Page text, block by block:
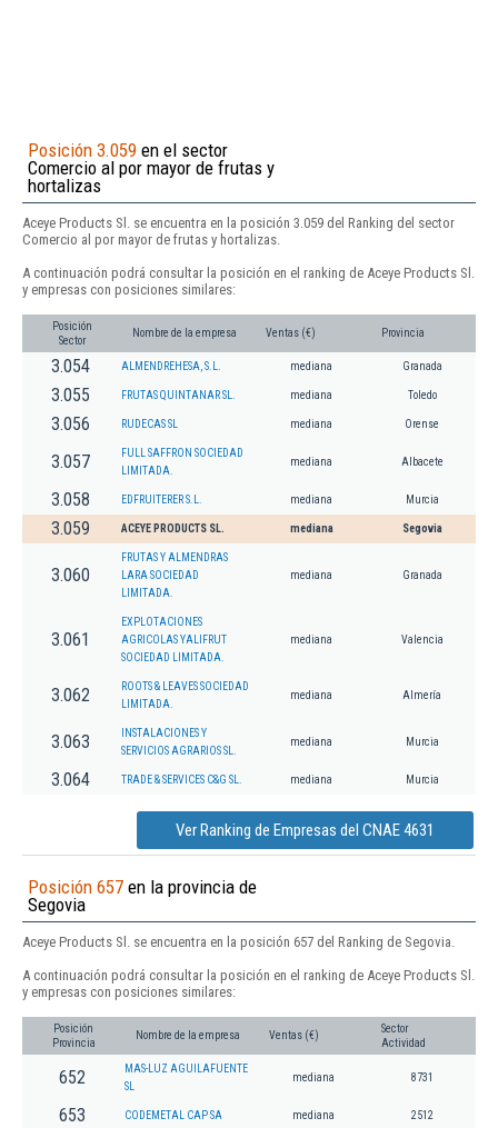
Posición 3.059 en el sector
Comercio al por mayor de frutas y
hortalizas
Aceye Products Sl. se encuentra en la posición 3.059 del Ranking del sector
Comercio al por mayor de frutas y hortalizas.
A continuación podrá consultar la posición en el ranking de Aceye Products Sl.
y empresas con posiciones similares:
Posición
Sector
Nombre de la empresa Ventas (€) Provincia
3.054 ALMENDREHESA, S.L. mediana Granada
3.055 FRUTAS QUINTANAR SL. mediana Toledo
3.056 RUDECAS SL mediana Orense
3.057
FULL SAFFRON SOCIEDAD
LIMITADA.
mediana Albacete
3.058 EDFRUITERER S.L. mediana Murcia
3.059 ACEYE PRODUCTS SL. mediana Segovia
3.060
FRUTAS Y ALMENDRAS
LARA SOCIEDAD
LIMITADA.
mediana Granada
3.061
EXPLOTACIONES
AGRICOLAS YALIFRUT
SOCIEDAD LIMITADA.
mediana Valencia
3.062
ROOTS & LEAVES SOCIEDAD
LIMITADA.
mediana Almería
3.063
INSTALACIONES Y
SERVICIOS AGRARIOS SL.
mediana Murcia
3.064 TRADE & SERVICES C&G SL. mediana Murcia
Ver Ranking de Empresas del CNAE 4631
Posición 657 en la provincia de
Segovia
Aceye Products Sl. se encuentra en la posición 657 del Ranking de Segovia.
A continuación podrá consultar la posición en el ranking de Aceye Products Sl.
y empresas con posiciones similares:
Posición
Provincia
Nombre de la empresa Ventas (€)
Sector
Actividad
652
MAS-LUZ AGUILAFUENTE
SL
mediana 8731
653 CODEMETAL CAP SA mediana 2512